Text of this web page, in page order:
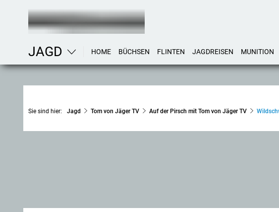
JAGD HOME BÜCHSEN FLINTEN JAGDREISEN MUNITION
Sie sind hier: Jagd Tom von Jäger TV Auf der Pirsch mit Tom von Jäger TV